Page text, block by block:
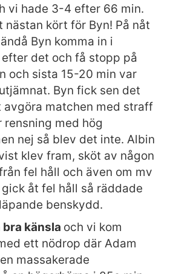
vi hade 3-4 efter 66 min.
nästan kört för Byn! På nåt
Byn komma in i
det och få stopp på
och sista 15-20 min var
Byn fick sen det
avgöra matchen med straff
rensning med hög
nej så blev det inte. Albin
klev fram, sköt av någon
fel håll och även om mv
åt fel håll så räddade
benskydd.
bra känsla och vi kom
ett nödrop där Adam
massakerade